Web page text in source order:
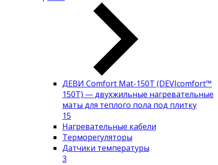
ДЕВИ Comfort Mat-150T (DEVIcomfort™
150T) — двухжильные нагревательные
маты для теплого пола под плитку
15
Нагревательные кабели
Терморегуляторы
Датчики температуры
3